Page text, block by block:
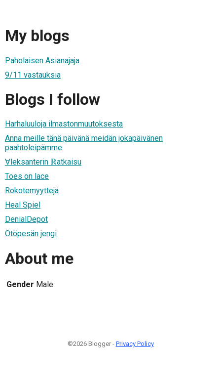
My blogs
Paholaisen Asianajaja
9/11 vastauksia
Blogs I follow
Harhaluuloja ilmastonmuutoksesta
Anna meille tänä päivänä meidän jokapäivänen
paahtoleipämme
∀leksanterin ℝatkaisu
Toes on lace
Rokotemyyttejä
Heal Spiel
DenialDepot
Ötöpesän jengi
About me
Gender Male
©2026 Blogger - Privacy Policy